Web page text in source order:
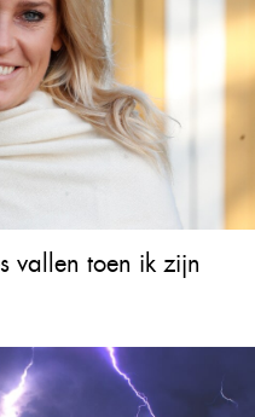
vallen toen ik zijn